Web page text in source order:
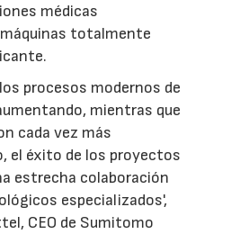
médicas
totalmente
procesos modernos de
mientras que
cada vez más
el éxito de los proyectos
estrecha colaboración
especializados',
CEO de Sumitomo